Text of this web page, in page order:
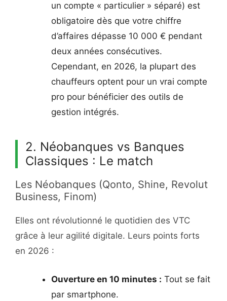
un compte « particulier » séparé) est
obligatoire dès que votre chiffre
d’affaires dépasse 10 000 € pendant
deux années consécutives.
Cependant, en 2026, la plupart des
chauffeurs optent pour un vrai compte
pro pour bénéficier des outils de
gestion intégrés.
2. Néobanques vs Banques
Classiques : Le match
Les Néobanques (Qonto, Shine, Revolut
Business, Finom)
Elles ont révolutionné le quotidien des VTC
grâce à leur agilité digitale. Leurs points forts
en 2026 :
Ouverture en 10 minutes : Tout se fait
par smartphone.